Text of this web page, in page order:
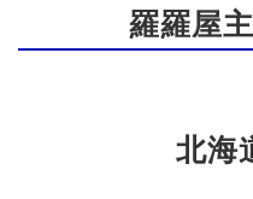
羅羅屋
北海